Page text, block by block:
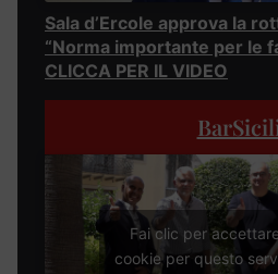
Sala d’Ercole approva la
“Norma importante per le
CLICCA PER IL VIDEO
Fai clic per
cookie per questo